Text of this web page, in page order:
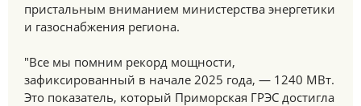
пристальным вниманием министерства энергетики
и газоснабжения региона.
"Все мы помним рекорд мощности,
зафиксированный в начале 2025 года, — 1240 МВт.
Это показатель, который Приморская ГРЭС достигла